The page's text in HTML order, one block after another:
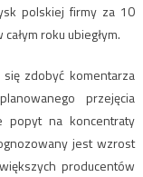
polskiej firmy za 10
roku ubiegłym.
się zdobyć komentarza
przejęcia
popyt na koncentraty
jest wzrost
producentów